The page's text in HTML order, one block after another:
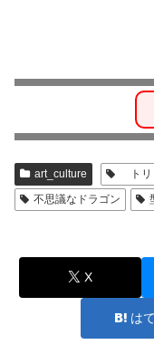
art_culture トリ
不思議なドラゴン
X
は